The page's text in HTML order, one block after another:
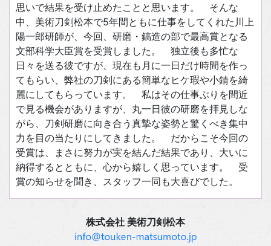
思いで結果を受け止めたことと思います。 そんな
中、美術刀剣松本で5年間ともに仕事をしてくれた川上
陽一郎研師が、今回、研磨・鎬造の部で最高賞となる
文部科学大臣賞を受賞しました。 独立後も多忙な
日々を送る彼ですが、現在も月に一日だけ時間を作っ
てもらい、弊社の刀剣にある簡単なヒケ瑕や小錆を綺
麗にしてもらっています。 私はその仕事ぶりを間近
で見る機会がありますが、丸一日彼の研磨を拝見しな
がら、刀剣研磨に向き合う真摯な姿勢と驚くべき集中
力を目の当たりにしてきました。 だからこそ今回の
受賞は、まさに努力が実を結んだ結果であり、大いに
納得するとともに、心から嬉しく思っています。 受
賞の知らせを聞き、スタッフ一同も大喜びでした。
株式会社 美術刀剣松本